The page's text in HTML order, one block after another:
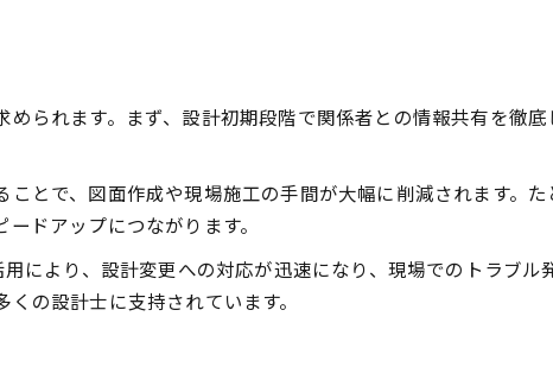
られます。まず、設計初期段階で関係者との情報共有を徹
とで、図面作成や現場施工の手間が大幅に削減されます。
ドアップにつながります。
により、設計変更への対応が迅速になり、現場でのトラブ
の設計士に支持されています。